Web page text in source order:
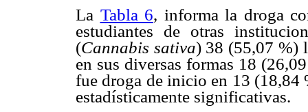
La Tabla 6, informa la droga
estudiantes de otras
(Cannabis sativa) 38 (55,07 %)
en sus diversas formas 18
fue droga de inicio en 13 (18,84
estadísticamente significativas.